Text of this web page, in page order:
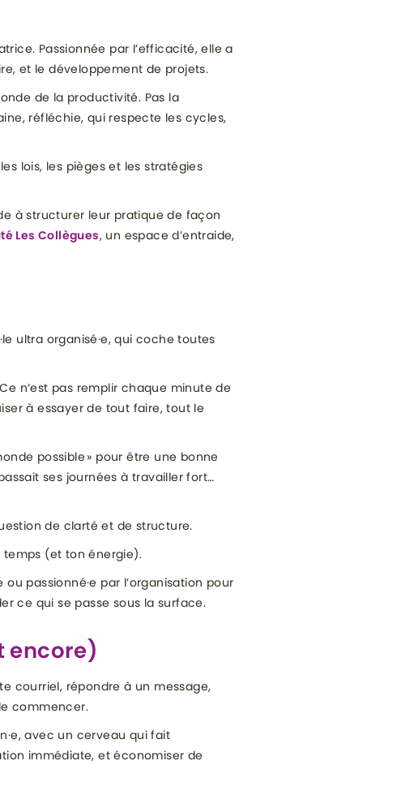
Passionnée par l’efficacité, elle a
et le développement de projets.
de la productivité. Pas la
réfléchie, qui respecte les cycles,
lois, les pièges et les stratégies
à structurer leur pratique de façon
Les Collègues, un espace d’entraide,
ultra organisé·e, qui coche toutes
n’est pas remplir chaque minute de
à essayer de tout faire, tout le
possible » pour être une bonne
ses journées à travailler fort…
de clarté et de structure.
temps (et ton énergie).
passionné·e par l’organisation pour
ce qui se passe sous la surface.
encore)
courriel, répondre à un message,
commencer.
avec un cerveau qui fait
immédiate, et économiser de